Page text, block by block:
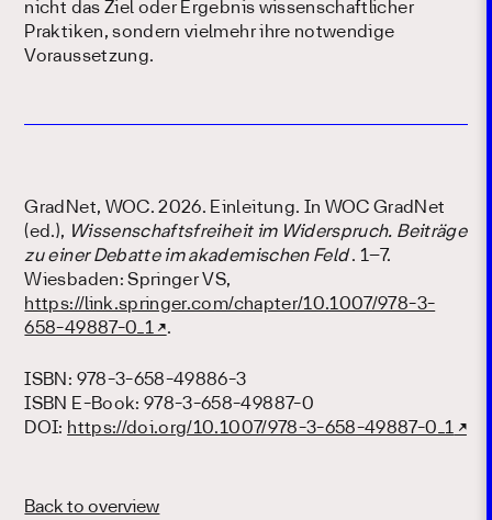
nicht das Ziel oder Ergebnis wissenschaftlicher
Praktiken, sondern vielmehr ihre notwendige
Voraussetzung.
GradNet, WOC. 2026. Einleitung. In WOC GradNet
(ed.), Wissenschaftsfreiheit im Widerspruch. Beiträge
zu einer Debatte im akademischen Feld . 1–7.
Wiesbaden: Springer VS,
https://link.springer.com/chapter/10.1007/978-3-
658-49887-0_1
.
ISBN: 978-3-658-49886-3
ISBN E-Book: 978-3-658-49887-0
DOI: https://doi.org/10.1007/978-3-658-49887-0_1
Back to overview